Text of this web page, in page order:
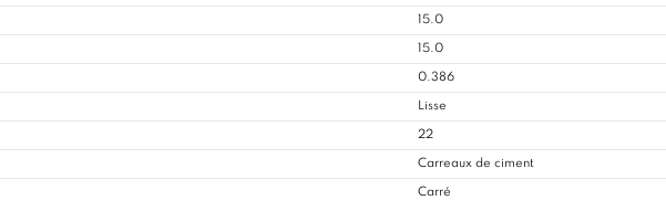
15.0
15.0
0.386
Lisse
22
Carreaux de ciment
Carré